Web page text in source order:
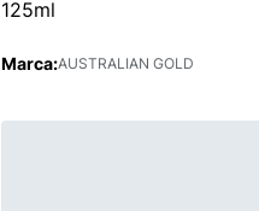
125ml
Marca:AUSTRALIAN GOLD